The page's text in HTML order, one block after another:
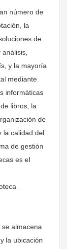
número de
la
de
y la mayoría
mediante
informáticas
libros, la
de
la calidad del
de gestión
es el
almacena
la ubicación